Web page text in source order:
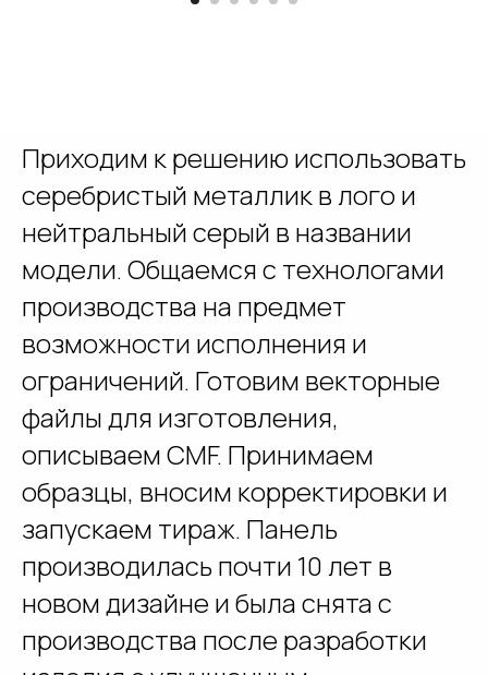
Приходим к решению использовать
серебристый металлик в лого и
нейтральный серый в названии
модели. Общаемся с технологами
производства на предмет
возможности исполнения и
ограничений. Готовим векторные
файлы для изготовления,
описываем CMF. Принимаем
образцы, вносим корректировки и
запускаем тираж. Панель
производилась почти 10 лет в
новом дизайне и была снята с
производства после разработки